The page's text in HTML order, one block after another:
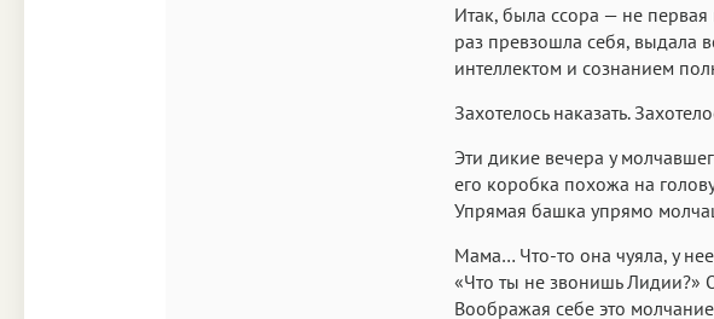
Итак, была ссора — не
раз превзошла себя, выдала
интеллектом и сознанием
Захотелось наказать.
Эти дикие вечера у
его коробка похожа на
Упрямая башка упрямо
Мама… Что-то она чуяла, у
«Что ты не звонишь Лидии?»
Воображая себе это